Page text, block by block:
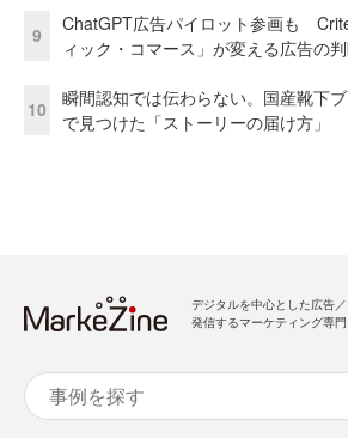
9
ChatGPT広告パイロット参画も
ィック・コマース」が変える広告の
10
瞬間認知では伝わらない。国産靴下
で見つけた「ストーリーの届け方」
デジタルを中心とした広告
発信するマーケティング専門